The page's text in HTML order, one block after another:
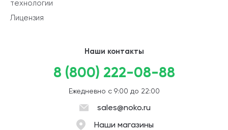
технологии
Лицензия
Наши контакты
8 (800) 222-08-88
Ежедневно с 9:00 до 22:00
sales@noko.ru
Наши магазины